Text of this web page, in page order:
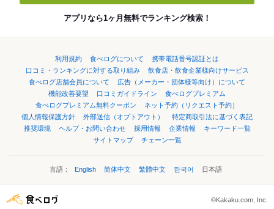
アプリなら1ヶ月無料でランキング検索！
利用規約 食べログについて
携帯電話番号認証とは
口コミ・ランキングに対する取り組み
飲食店・飲食企業様向けサービス
食べログ店舗会員について
広告（メーカー・団体様等向け）について
機能改善要望
口コミガイドライン
食べログプレミアム
食べログプレミアム無料クーポン
ネット予約（リクエスト予約）
個人情報保護方針
外部送信（オプトアウト）
特定商取引法に基づく表記
推奨環境
ヘルプ・お問い合わせ 採用情報 企業情報
キーワード一覧
サイトマップ
チェーン一覧
言語： English 简体中文 繁體中文 한국어 日本語
©Kakaku.com, Inc.